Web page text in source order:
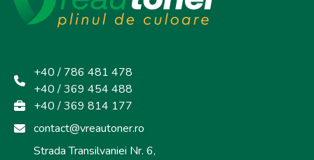
+40 / 786 481 478
+40 / 369 454 488
+40 / 369 814 177
contact@vreautoner.ro
Strada Transilvaniei Nr. 6,